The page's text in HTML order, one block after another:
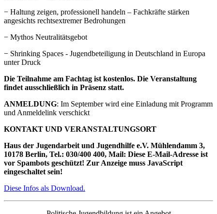
− Haltung zeigen, professionell handeln – Fachkräfte stärken
angesichts rechtsextremer Bedrohungen
− Mythos Neutralitätsgebot
− Shrinking Spaces - Jugendbeteiligung in Deutschland in Europa
unter Druck
Die Teilnahme am Fachtag ist kostenlos. Die Veranstaltung
findet ausschließlich in Präsenz statt.
ANMELDUNG: Im September wird eine Einladung mit Programm
und Anmeldelink verschickt
KONTAKT UND VERANSTALTUNGSORT
Haus der Jugendarbeit und Jugendhilfe e.V. Mühlendamm 3,
10178 Berlin, Tel.: 030/400 400, Mail: Diese E-Mail-Adresse ist
vor Spambots geschützt! Zur Anzeige muss JavaScript
eingeschaltet sein!
Diese Infos als Download.